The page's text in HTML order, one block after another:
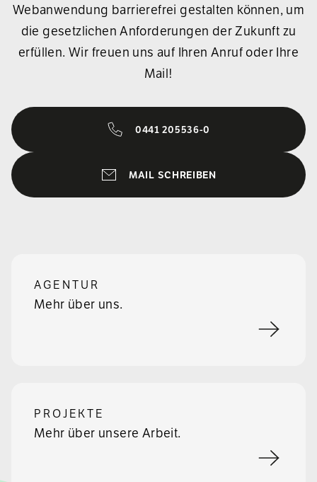
Webanwendung barrierefrei gestalten können, um
die gesetzlichen Anforderungen der Zukunft zu
erfüllen. Wir freuen uns auf Ihren Anruf oder Ihre
Mail!
0441 205536-0
MAIL SCHREIBEN
AGENTUR
Mehr über uns.
PROJEKTE
Mehr über unsere Arbeit.